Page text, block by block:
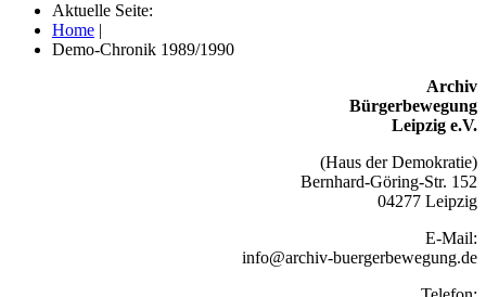
Aktuelle Seite:
Home |
Demo-Chronik 1989/1990
Archiv
Bürgerbewegung
Leipzig e.V.
(Haus der Demokratie)
Bernhard-Göring-Str. 152
04277 Leipzig
E-Mail:
info@archiv-buergerbewegung.de